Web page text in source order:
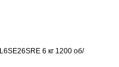
6 кг 1200 об/